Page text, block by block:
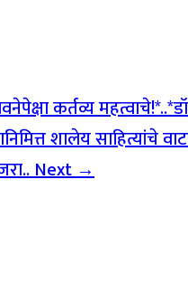
कर्तव्य
शालेय
Next →